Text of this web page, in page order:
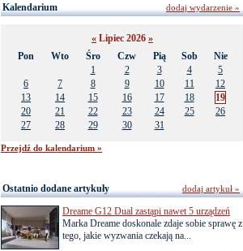
Kalendarium
« Lipiec 2026 »
Pon
Wto Śro Czw Pią Sob
Nie
1
2 3 4
5
6
7 8 9 10 11
12
13
14 15 16 17 18
19
20
21 22 23 24 25
26
27
28 29 30 31
Przejdź do kalendarium »
dodaj wydarzenie »
Ostatnio dodane artykuły
Dreame G12 Dual zastąpi nawet 5 urządzeń
Marka Dreame doskonale zdaje sobie sprawę z
tego, jakie wyzwania czekają na...
dodaj artykuł »